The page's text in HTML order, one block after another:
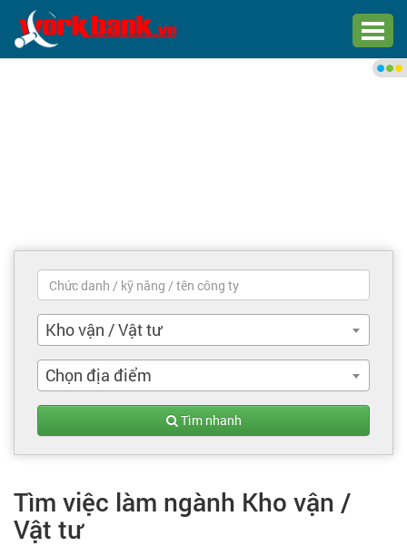
Việc làm mới nhất
Tìm việc làm
Tạo hồ sơ
Cẩm nang việc làm
Bạn cần tuyển người
Kho vận / Vật tư
Chọn địa điểm
Tìm nhanh
Tìm việc làm ngành Kho vận /
Vật tư